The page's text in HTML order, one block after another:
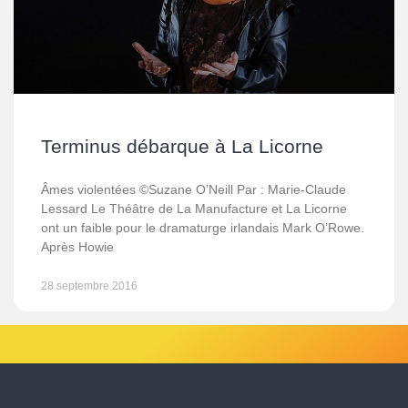
Terminus débarque à La Licorne
Âmes violentées ©Suzane O’Neill Par : Marie-Claude
Lessard Le Théâtre de La Manufacture et La Licorne
ont un faible pour le dramaturge irlandais Mark O’Rowe.
Après Howie
28 septembre 2016